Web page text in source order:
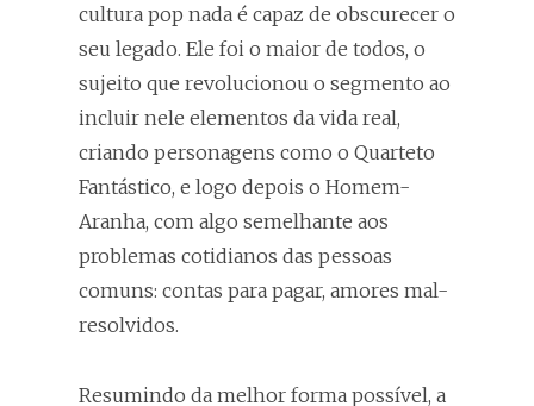
cultura pop nada é capaz de obscurecer o
seu legado. Ele foi o maior de todos, o
sujeito que revolucionou o segmento ao
incluir nele elementos da vida real,
criando personagens como o Quarteto
Fantástico, e logo depois o Homem-
Aranha, com algo semelhante aos
problemas cotidianos das pessoas
comuns: contas para pagar, amores mal-
resolvidos.
Resumindo da melhor forma possível, a